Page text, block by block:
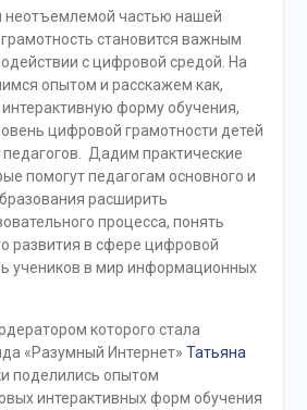
неотъемлемой частью нашей
становится важным
с цифровой средой. На
опытом и расскажем как,
форму обучения,
цифровой грамотности детей
Дадим практические
помогут педагогам основного и
расширить
процесса, понять
развития в сфере цифровой
учеников в мир информационных
которого стала
«Разумный Интернет» Татьяна
поделились опытом
интерактивных форм обучения